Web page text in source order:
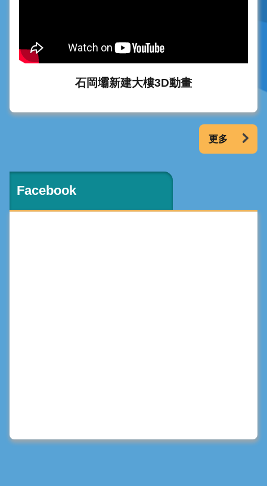
石岡壩新建大樓3D動畫
更多
Facebook